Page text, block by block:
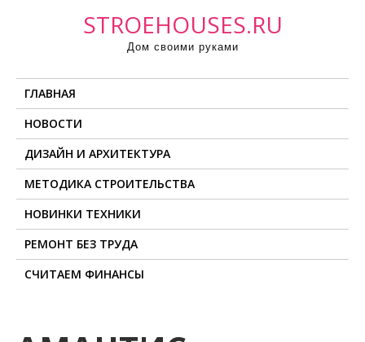
STROEHOUSES.RU
Дом своими руками
ГЛАВНАЯ
НОВОСТИ
ДИЗАЙН И АРХИТЕКТУРА
МЕТОДИКА СТРОИТЕЛЬСТВА
НОВИНКИ ТЕХНИКИ
РЕМОНТ БЕЗ ТРУДА
СЧИТАЕМ ФИНАНСЫ